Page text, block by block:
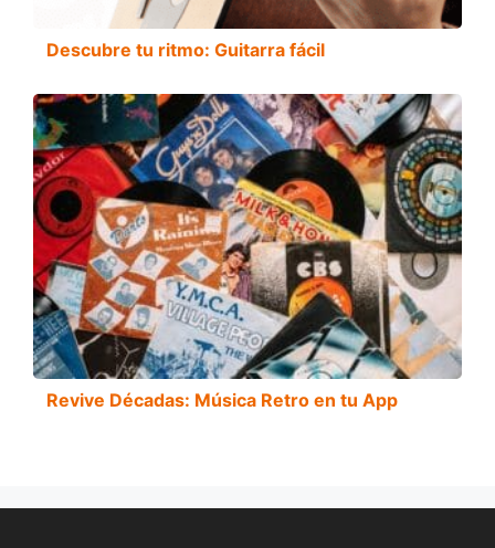
Descubre tu ritmo: Guitarra fácil
Revive Décadas: Música Retro en tu App